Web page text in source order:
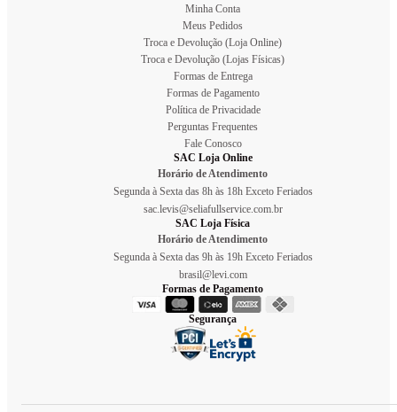
Minha Conta
Meus Pedidos
Troca e Devolução (Loja Online)
Troca e Devolução (Lojas Físicas)
Formas de Entrega
Formas de Pagamento
Política de Privacidade
Perguntas Frequentes
Fale Conosco
SAC Loja Online
Horário de Atendimento
Segunda à Sexta das 8h às 18h Exceto Feriados
sac.levis@seliafullservice.com.br
SAC Loja Física
Horário de Atendimento
Segunda à Sexta das 9h às 19h Exceto Feriados
brasil@levi.com
Formas de Pagamento
Segurança